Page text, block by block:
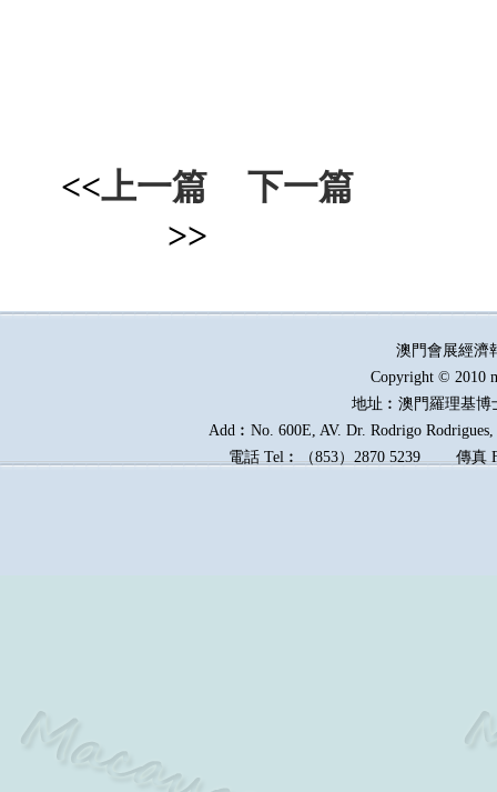
<<上一篇
下一篇
>>
澳門會展經
Copyright © 2010
地址︰澳門羅理基博
Add︰No. 600E, AV. Dr. Rodrigo
電話 Tel︰（853）2870 5239傳真